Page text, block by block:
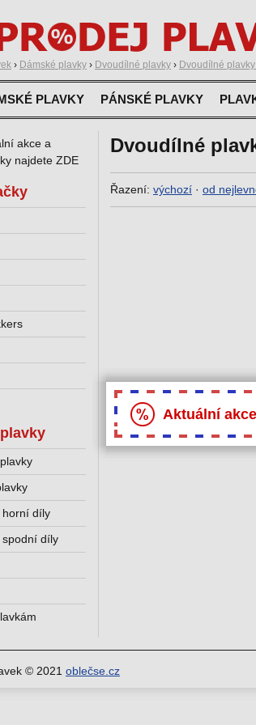
› Dámské plavky › Dvoudílné plavky › Dvoudílné
PLAVKY PÁNSKÉ PLAVKY
Dvoudílné
Řazení: výchozí · od
akce a
najdete ZDE
horní díly
spodní díly
© 2021 oblečse.cz
Aktuální